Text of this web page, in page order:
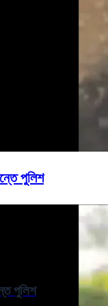
পুলিশ
পুলিশ